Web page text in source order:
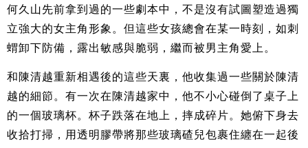
何久山先前拿到過的一些劇本中，不是沒有試圖塑造過獨
立強大的女主角形象。但這些女孩總會在某一時刻，如刺
蝟卸下防備，露出敏感與脆弱，繼而被男主角愛上。
和陳清越重新相遇後的這些天裏，他收集過一些關於陳清
越的細節。有一次在陳清越家中，他不小心碰倒了桌子上
的一個玻璃杯。杯子跌落在地上，摔成碎片。她俯下身去
收拾打掃，用透明膠帶將那些玻璃碴兒包裹住纏在一起後